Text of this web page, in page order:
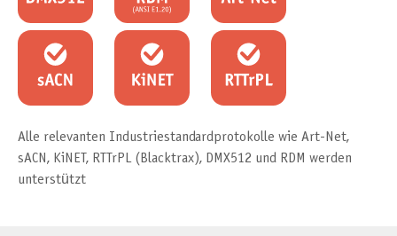
Alle relevanten Industriestandardprotokolle wie Art-Net,
sACN, KiNET, RTTrPL (Blacktrax), DMX512 und RDM werden
unterstützt